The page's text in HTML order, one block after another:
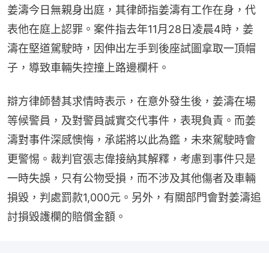
姜濤今日無親身出庭，其律師指姜濤有工作在身，代
表他在庭上認罪。案件指去年11月28日凌晨4時，姜
濤在堅道駕駛時，因伸出左手到後座試圖拿取一頂帽
子，導致車輛失控撞上路邊欄杆。
辯方律師替其求情時表示，在意外發生後，姜濤在場
等候警員，及對警員誠實交代事件，表現負責。而姜
濤對事件深感懊悔，承諾將以此為鑑，未來駕駛時會
更警惕。裁判官張志偉接納其解釋，考慮到事件只是
一時失誤，只有公物受損，而不涉及其他傷者及車輛
損毀，判處罰款1,000元。另外，有關部門會對姜濤追
討損毀護欄的賠償金額。